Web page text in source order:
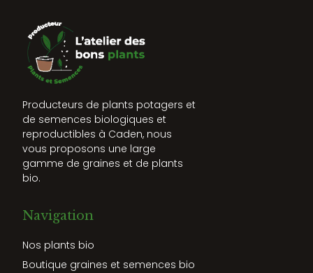
Producteurs de plants potagers et
de semences biologiques et
reproductibles à Caden, nous
vous proposons une large
gamme de graines et de plants
bio.
Navigation
Nos plants bio
Boutique graines et semences bio